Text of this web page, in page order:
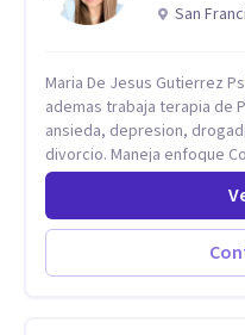
San
Maria De Jesus Gutierrez Psicologa Clinica y Sexologa,
ademas trabaja terapia de
ansieda, depresion, drogadiccio,
divorcio. Maneja enfoque
de experiencia,
diferntes areas de la Salud